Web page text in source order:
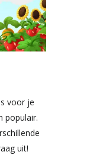
voor je
populair.
uit!